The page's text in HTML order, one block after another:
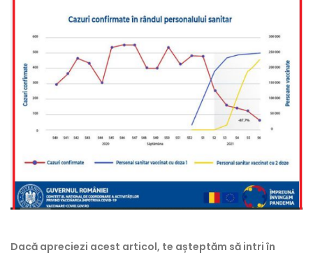
Dacă apreciezi acest articol, te așteptăm să intri în